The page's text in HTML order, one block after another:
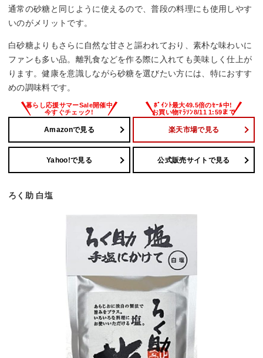
通常の砂糖と同じように使えるので、普段の料理にも使用しやす
いのがメリットです。
白砂糖よりもさらに自然な甘さと謳われており、素朴な味わいに
ファンも多い品。離乳食などを作る際に入れても美味しく仕上が
ります。健康を意識しながら砂糖を選びたい方には、特におすす
めの調味料です。
Amazonで見る 楽天市場で見る
Yahoo!で見る 公式販売サイトで見る
ろく助 白塩